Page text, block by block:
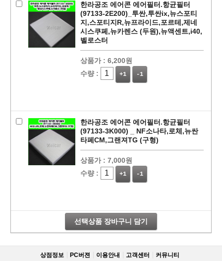
페이코 라이
구매
한라공조 에어콘 에어필터.항균필터
(97133-2E200)_투싼,투싼ix,뉴스포티
지,스포티지R,뉴프라이드,포르테,제네
시스쿠페,뉴카렌스 (두원),뉴액센트,i40,
벨로스터
상품가 : 6,200원
수량 :
+1 -1
한라공조 에어콘 에어필터.항균필터
(97133-3K000) _ NF소나타,로체,뉴싼
타페CM,그랜져TG (구형)
상품가 : 7,000원
수량 :
+1 -1
선택상품 장바구니 담기
상점정보 PC버젼 이용안내 고객센터 커뮤니티